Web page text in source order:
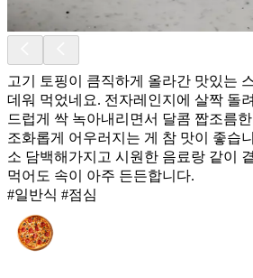
고기 토핑이 큼직하게 올라간 맛있는
데워 먹었네요. 전자레인지에 살짝 돌
드럽게 싹 녹아내리면서 달콤 짭조름
조화롭게 어우러지는 게 참 맛이 좋습
소 담백해가지고 시원한 음료랑 같이
먹어도 속이 아주 든든합니다.
#일반식 #점심